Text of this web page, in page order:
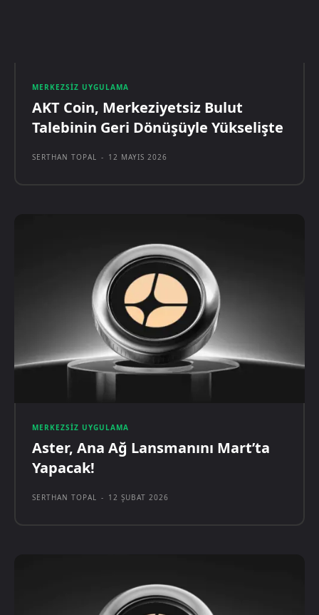
MERKEZSIZ UYGULAMA
AKT Coin, Merkeziyetsiz Bulut
Talebinin Geri Dönüşüyle Yükselişte
SERTHAN TOPAL - 12 MAYIS 2026
MERKEZSIZ UYGULAMA
Aster, Ana Ağ Lansmanını Mart’ta
Yapacak!
SERTHAN TOPAL - 12 ŞUBAT 2026